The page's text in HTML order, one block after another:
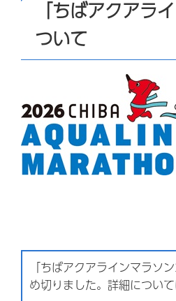
「ちばアクア
ついて
「ちばアクアラインマラ
め切りました。詳細につい